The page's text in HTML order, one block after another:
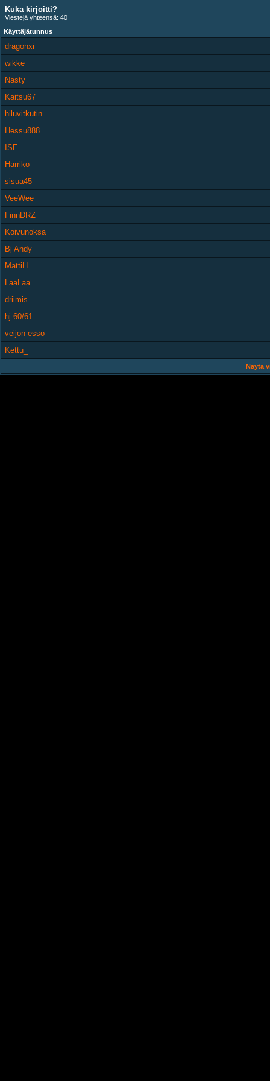
Kuka kirjoitti?
Viestejä yhteensä: 40
Käyttäjätunnus
dragonxi
wikke
Nasty
Kaitsu67
hiluvitkutin
Hessu888
ISE
Harriko
sisua45
VeeWee
FinnDRZ
Koivunoksa
Bj Andy
MattiH
LaaLaa
driimis
hj 60/61
veijon-esso
Kettu_
Näytä